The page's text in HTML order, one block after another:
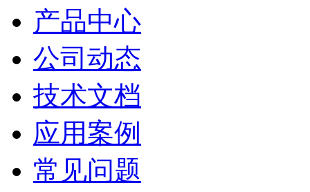
产品中心
公司动态
技术文档
应用案例
常见问题